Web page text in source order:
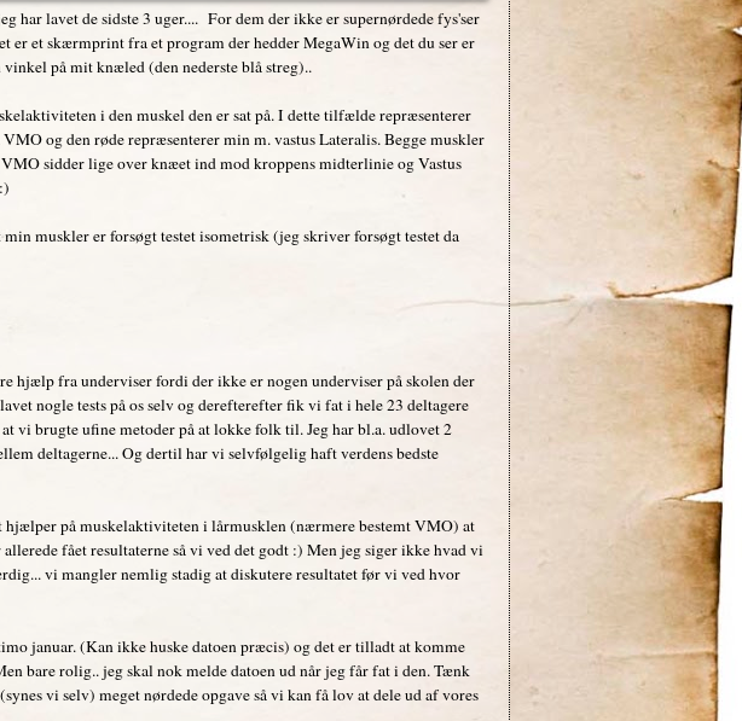
har lavet de sidste 3 uger.... For dem der ikke er supernørdede fys'ser
er et skærmprint fra et program der hedder MegaWin og det du ser er
på mit knæled (den nederste blå streg)..
i den muskel den er sat på. I dette tilfælde repræsenterer
og den røde repræsenterer min m. vastus Lateralis. Begge muskler
sidder lige over knæet ind mod kroppens midterlinie og Vastus
muskler er forsøgt testet isometrisk (jeg skriver forsøgt testet da
hjælp fra underviser fordi der ikke er nogen underviser på skolen der
nogle tests på os selv og derefterefter fik vi fat i hele 23 deltagere
vi brugte ufine metoder på at lokke folk til. Jeg har bl.a. udlovet 2
deltagerne... Og dertil har vi selvfølgelig haft verdens bedste
hjælper på muskelaktiviteten i lårmusklen (nærmere bestemt VMO) at
fået resultaterne så vi ved det godt :) Men jeg siger ikke hvad vi
vi mangler nemlig stadig at diskutere resultatet før vi ved hvor
januar. (Kan ikke huske datoen præcis) og det er tilladt at komme
bare rolig.. jeg skal nok melde datoen ud når jeg får fat i den. Tænk
vi selv) meget nørdede opgave så vi kan få lov at dele ud af vores